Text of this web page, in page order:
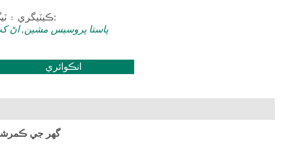
ڪيٽيگري ۽ ٽيگ:
پاستا پروسيس مشين,اڻ
انڪوائري
گھر جي ڪمرشل